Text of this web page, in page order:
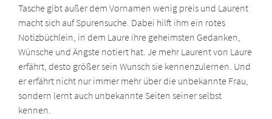
Tasche gibt außer dem Vornamen wenig preis und Laurent
macht sich auf Spurensuche. Dabei hilft ihm ein rotes
Notizbüchlein, in dem Laure ihre geheimsten Gedanken,
Wünsche und Ängste notiert hat. Je mehr Laurent von Laure
erfährt, desto größer sein Wunsch sie kennenzulernen. Und
er erfährt nicht nur immer mehr über die unbekannte Frau,
sondern lernt auch unbekannte Seiten seiner selbst
kennen.